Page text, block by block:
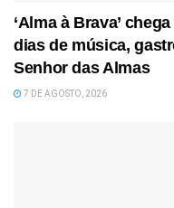
‘Alma à Brava’
dias de música,
Senhor das Almas
7 DE AGOSTO, 2026